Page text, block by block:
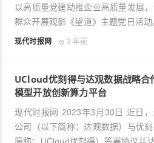
以高质量党建助推企业高质量发展
群众开展观影《望道》主题党日活动
现代时报网 3 年前
UCloud优刻得与达观数据战略合
模型开放创新算力平台
现代时报网 2023年3月30日 近日
公司（以下简称：达观数据）与优